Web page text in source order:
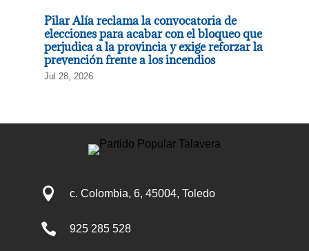
Pilar Alía reclama la convocatoria de
elecciones para acabar con el bloqueo que
perjudica a la provincia y exige reforzar la
prevención frente a los incendios
Jul 28, 2026
 c. Colombia, 6, 45004, Toledo
 925 285 528